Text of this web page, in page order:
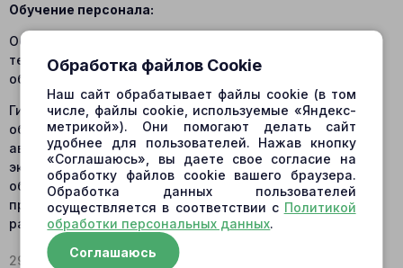
Обучение персонала:
Обеспечьте регулярное обучение операторов и
технического персонала правильной эксплуатации и
обслуживанию гидравлических опор.
Гидравлические опоры играют ключевую роль в
обеспечении безопасности при эксплуатации
автокранов и подъемных вышек. Правильная
эксплуатация, регулярная проверка и своевременное
обслуживание этих систем способствуют
предотвращению аварий и повышению эффективности
работы техники.
29.10.2025 |вернуться к списку
Обработка файлов Cookie
Наш сайт обрабатывает файлы cookie (в том
числе, файлы cookie, используемые «Яндекс-
метрикой»). Они помогают делать сайт
удобнее для пользователей. Нажав кнопку
«Соглашаюсь», вы даете свое согласие на
обработку файлов cookie вашего браузера.
Обработка данных пользователей
осуществляется в соответствии с Политикой
обработки персональных данных.
Соглашаюсь